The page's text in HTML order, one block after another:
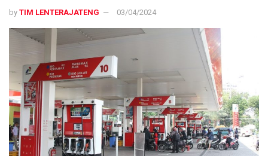
by TIM LENTERAJATENG 03/04/2024